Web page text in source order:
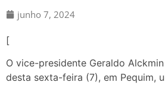
junho 7, 2024
[
O vice-presidente Geraldo
desta sexta-feira (7), em Pequim,